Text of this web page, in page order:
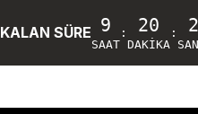
KALAN SÜRE 9
SAAT
: 20
DAKIKA
: